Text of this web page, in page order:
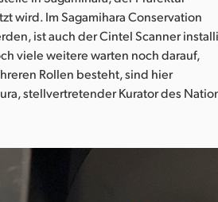
wird. Im Sagamihara Conservation
ist auch der Cintel Scanner
viele weitere warten noch darauf,
Rollen besteht, sind hier
stellvertretender Kurator des